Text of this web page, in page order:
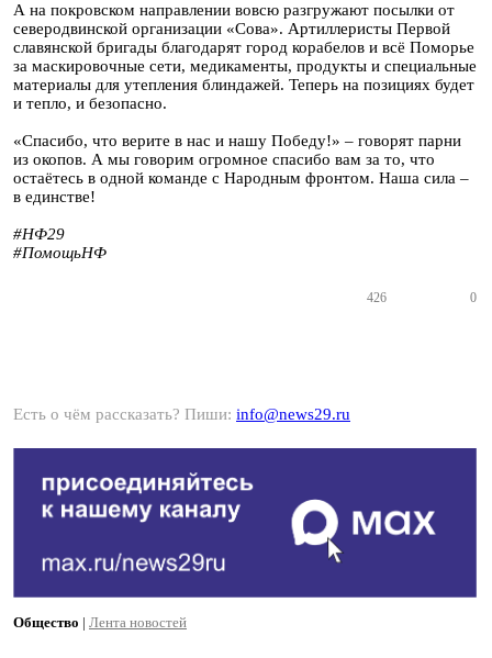
А на покровском направлении вовсю разгружают посылки от
северодвинской организации «Сова». Артиллеристы Первой
славянской бригады благодарят город корабелов и всё Поморье
за маскировочные сети, медикаменты, продукты и специальные
материалы для утепления блиндажей. Теперь на позициях будет
и тепло, и безопасно.
«Спасибо, что верите в нас и нашу Победу!» – говорят парни
из окопов. А мы говорим огромное спасибо вам за то, что
остаётесь в одной команде с Народным фронтом. Наша сила –
в единстве!
#НФ29
#ПомощьНФ
426 0
Есть о чём рассказать? Пиши: info@news29.ru
Общество | Лента новостей